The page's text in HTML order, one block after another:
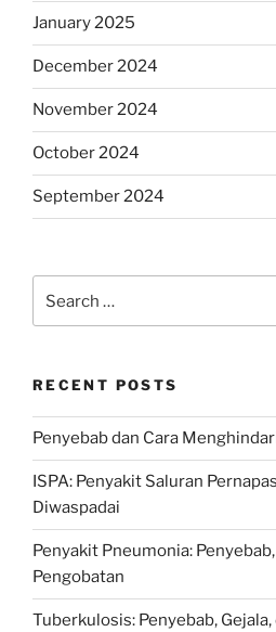
January 2025
December 2024
November 2024
October 2024
September 2024
for:
RECENT POSTS
Penyebab dan Cara
ISPA: Penyakit Saluran
Diwaspadai
Penyakit Pneumonia:
Pengobatan
Tuberkulosis: Penyebab,